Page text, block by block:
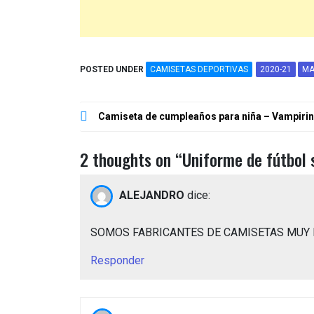
POSTED UNDER CAMISETAS DEPORTIVAS 2020-21
Navegación
entradas
Camiseta de cumpleaños para niña –
2 thoughts on “Uniforme de fútbol
ALEJANDRO dice:
SOMOS FABRICANTES DE CAMISETAS MUY
Responder